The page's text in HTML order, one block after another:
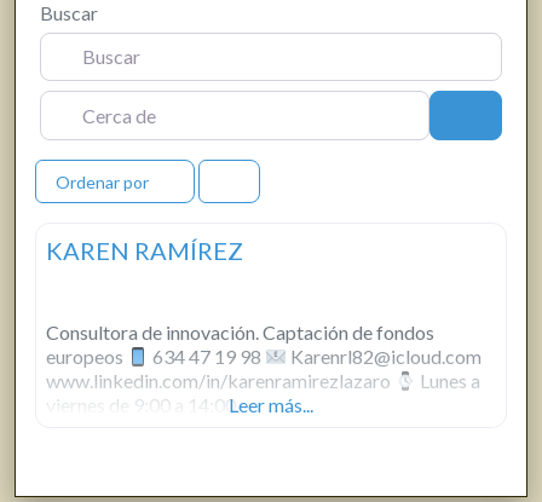
Buscar
Cerca de
Ordenar por
KAREN RAMÍREZ
Consultora de innovación. Captación de fondos
europeos
634 47 19 98
Karenrl82@icloud.com
www.linkedin.com/in/karenramirezlazaro
Lunes a
viernes de 9:00 a 14:00Leer más...